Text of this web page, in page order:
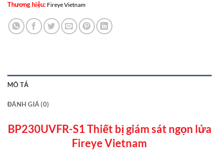
Thương hiệu: Fireye Vietnam
MÔ TẢ
ĐÁNH GIÁ (0)
BP230UVFR-S1 Thiết bị giám sát ngọn lửa
Fireye Vietnam